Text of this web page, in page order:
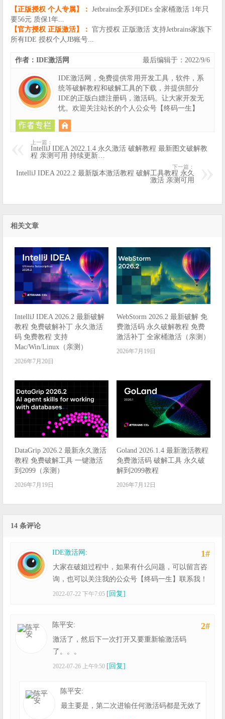
【正版授权 个人专属】： Jetbrains全系列IDEs 全家桶激活 1年只
要56元 质保1年...
【官方授权 正版激活】： 官方授权 正版激活 支持Jetbrains家族下
所有IDE 授权个人JB账号...
最后编辑于：2022/9/6
作者：IDE激活网
IDE激活网，免费提供常用开发工具，软件，系
统等破解教程和破解工具的下载，并提供部分
IDE的正版白嫖注册码，激活码。让大家开发无
忧。欢迎关注站长的个人公众号【终码一生】
上一篇：
IntelliJ IDEA 2022.1.4 永久激活 破解教程 最新图文破解教
程 亲测可用 持续更新…
下一篇：
IntelliJ IDEA 2022.2 最新版本激活教程 破解工具教程 永久
激活 亲测可用
相关文章
IntelliJ IDEA 2026.2 最新破解
教程 免费破解补丁 永久激活
码 免费教程 支持
Mac/Win/Linux（亲测）
2026年7月20日
WebStorm 2026.2 最新破解 免
费激活码 永久破解教程 免费
激活补丁 全家桶激活（亲测）
2026年7月19日
DataGrip 2026.2 最新永久激活
教程 免费破解工具 一键激活
到2099（亲测）
2026年7月19日
Goland 2026.1.4 最新激活教程
免费激活码 破解工具 永久破
解到2099教程
2026年7月12日
14 条评论
1#
IDE激活网 :
大家在破姐过程中，如果有什么问题，可以留言咨
询，也可以关注我的公众号【终码一生】联系我！
2022-07-22 下午7:05 [回复]
2#
陈平安:
激活了，然后下一次打开又要重新输激活码
了。。。
2022-07-26 上午9:50 [回复]
陈平安:
最主要是，第二次进输任何激活码都是无效了